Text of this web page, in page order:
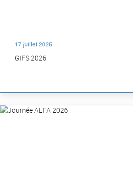
17 juillet 2026
GIFS 2026